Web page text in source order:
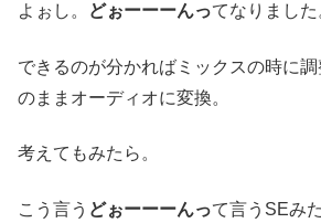
よぉし。 どぉーーーんってなりました
できるのが分かればミックスの時に
のままオーディオに変換。
考えてもみたら。
こう言う どぉーーーんって言うSEみ